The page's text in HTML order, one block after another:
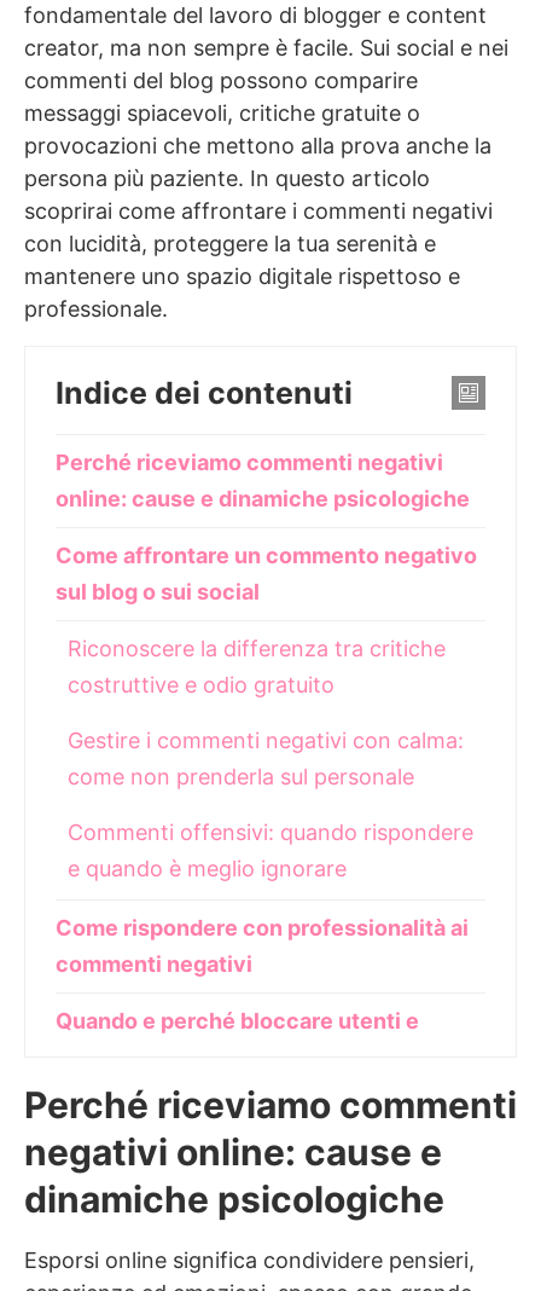
fondamentale del lavoro di blogger e content
creator, ma non sempre è facile. Sui social e nei
commenti del blog possono comparire
messaggi spiacevoli, critiche gratuite o
provocazioni che mettono alla prova anche la
persona più paziente. In questo articolo
scoprirai come affrontare i commenti negativi
con lucidità, proteggere la tua serenità e
mantenere uno spazio digitale rispettoso e
professionale.
Indice dei contenuti
Perché riceviamo commenti negativi
online: cause e dinamiche psicologiche
Come affrontare un commento negativo
sul blog o sui social
Riconoscere la differenza tra critiche
costruttive e odio gratuito
Gestire i commenti negativi con calma:
come non prenderla sul personale
Commenti offensivi: quando rispondere
e quando è meglio ignorare
Come rispondere con professionalità ai
commenti negativi
Quando e perché bloccare utenti e
Strategie efficaci per proteggerti dai
commenti negativi online
Come scrivere una policy per i commenti
Perché riceviamo commenti
negativi online: cause e
dinamiche psicologiche
Esporsi online significa condividere pensieri,